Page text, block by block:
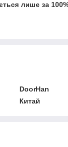
лише за
DoorHan
Китай